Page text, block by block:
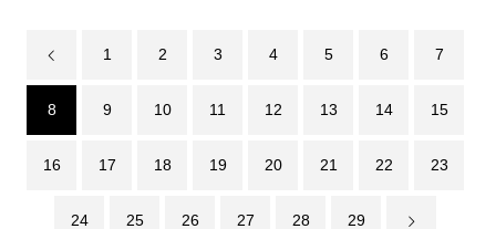
1 2 3 4 5 6 7
8 9 10 11 12 13 14 15
16 17 18 19 20 21 22 23
24 25 26 27 28 29